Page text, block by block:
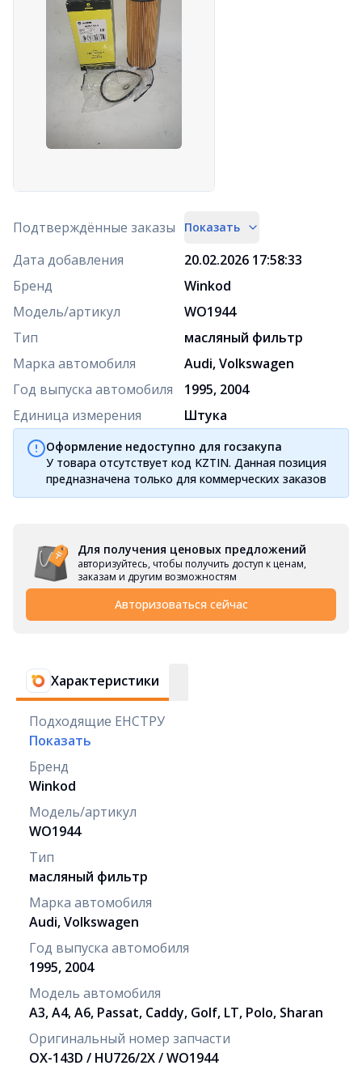
Подтверждённые заказы Показать
Дата добавления
20.02.2026 17:58:33
Бренд
Winkod
Модель/артикул
WO1944
Тип
масляный фильтр
Марка автомобиля
Audi, Volkswagen
Год выпуска автомобиля
1995, 2004
Единица измерения
Штука
Оформление недоступно для госзакупа
У товара отсутствует код KZTIN. Данная позиция
предназначена только для коммерческих заказов
Для получения ценовых предложений
авторизуйтесь, чтобы получить доступ к ценам,
заказам и другим возможностям
Авторизоваться сейчас
Характеристики
Подходящие ЕНСТРУ
Показать
Бренд
Winkod
Модель/артикул
WO1944
Тип
масляный фильтр
Марка автомобиля
Audi, Volkswagen
Год выпуска автомобиля
1995, 2004
Модель автомобиля
A3, A4, A6, Passat, Caddy, Golf, LT, Polo, Sharan
Оригинальный номер запчасти
OX-143D / HU726/2X / WO1944